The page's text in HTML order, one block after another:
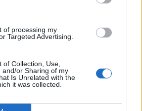
of processing my
Targeted Advertising.
of Collection, Use,
and/or Sharing of my
Is Unrelated with the
it was collected.
ΤΗΝ ΕΊΔΗΣΗ